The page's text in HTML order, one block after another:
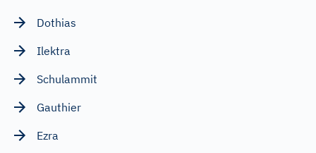
Dothias
Ilektra
Schulammit
Gauthier
Ezra